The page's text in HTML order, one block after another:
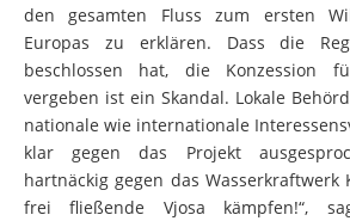
den gesamten Fluss zum ersten
Europas zu erklären. Dass die
beschlossen hat, die Konzession
vergeben ist ein Skandal. Lokale
nationale wie internationale
klar gegen das Projekt
hartnäckig gegen das
frei fließende Vjosa kämpfen!“,